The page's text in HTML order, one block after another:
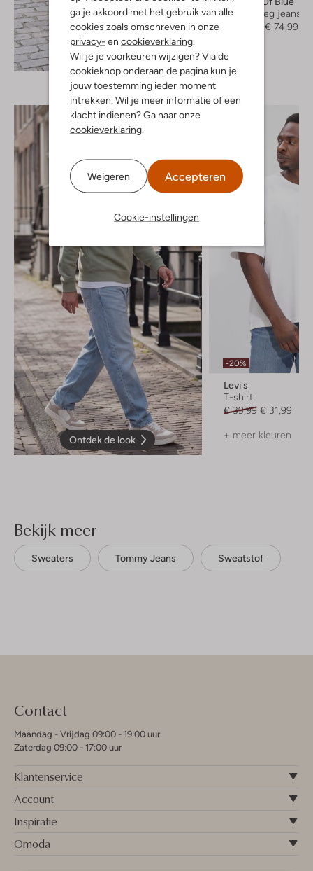
ga je akkoord met het gebruik van alle
cookies zoals omschreven in onze
privacy- en cookieverklaring.
Wil je je voorkeuren wijzigen? Via de
cookieknop onderaan de pagina kun je
jouw toestemming ieder moment
intrekken. Wil je meer informatie of een
klacht indienen? Ga naar onze
cookieverklaring.
Weigeren Accepteren
Cookie-instellingen
Ontdek de look
Straight leg jeans
€ 74,99
Ontdek de look
-20%
Levi's
T-shirt
€ 39,99 € 31,99
+ meer kleuren
Bekijk meer
Sweaters Tommy Jeans Sweatstof
Contact
Maandag - Vrijdag 09:00 - 19:00 uur
Zaterdag 09:00 - 17:00 uur
Klantenservice
Account
Inspiratie
Omoda